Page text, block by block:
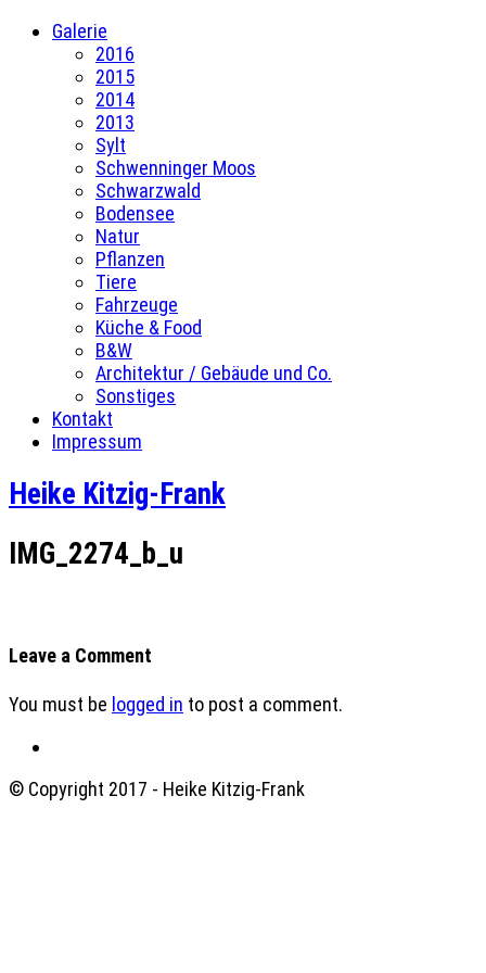
Galerie
2016
2015
2014
2013
Sylt
Schwenninger Moos
Schwarzwald
Bodensee
Natur
Pflanzen
Tiere
Fahrzeuge
Küche & Food
B&W
Architektur / Gebäude und Co.
Sonstiges
Kontakt
Impressum
Heike Kitzig-Frank
IMG_2274_b_u
Leave a Comment
You must be logged in to post a comment.
© Copyright 2017 - Heike Kitzig-Frank